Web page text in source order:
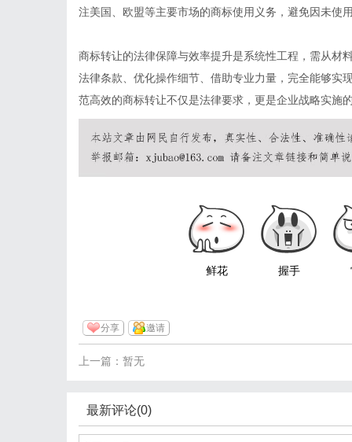
注美国、欧盟等主要市场的商标使用义务，避免因未使
商标转让的法律保障与效率提升是系统性工程，需从材
法律条款、优化操作细节、借助专业力量，完全能够实
范高效的商标转让不仅是法律要求，更是企业战略实施
鲜花 握手
分享 邀请
上一篇：暂无
最新评论(0)